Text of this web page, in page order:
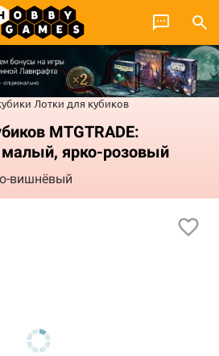
Лотки для кубиков
MTGTRADE:
ярко-розовый
вишнёвый